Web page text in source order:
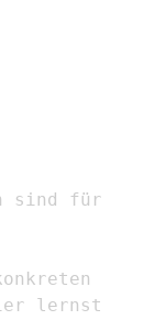
sind für
lernst